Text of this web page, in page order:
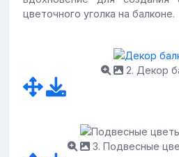
цветочного уголка на балконе.
2. Декор
3. Подвесные